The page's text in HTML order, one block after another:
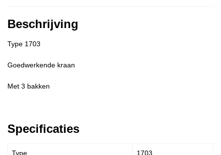
Beschrijving
Type 1703
Goedwerkende kraan
Met 3 bakken
Specificaties
Type 1703